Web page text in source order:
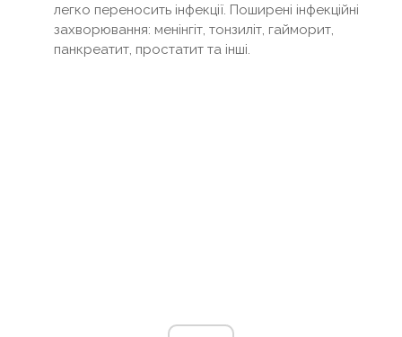
легко переносить інфекції. Поширені інфекційні
захворювання: менінгіт, тонзиліт, гайморит,
панкреатит, простатит та інші.